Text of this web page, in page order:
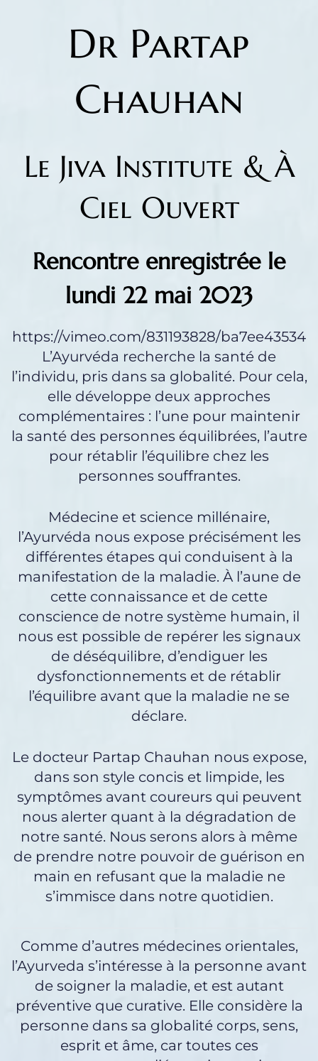
Dr Partap
Chauhan
Le Jiva Institute & À
Ciel Ouvert
Rencontre enregistrée le
lundi 22 mai 2023
https://vimeo.com/831193828/ba7ee43534
L’Ayurvéda recherche la santé de
l’individu, pris dans sa globalité. Pour cela,
elle développe deux approches
complémentaires : l’une pour maintenir
la santé des personnes équilibrées, l’autre
pour rétablir l’équilibre chez les
personnes souffrantes.
Médecine et science millénaire,
l’Ayurvéda nous expose précisément les
différentes étapes qui conduisent à la
manifestation de la maladie. À l’aune de
cette connaissance et de cette
conscience de notre système humain, il
nous est possible de repérer les signaux
de déséquilibre, d’endiguer les
dysfonctionnements et de rétablir
l’équilibre avant que la maladie ne se
déclare.
Le docteur Partap Chauhan nous expose,
dans son style concis et limpide, les
symptômes avant coureurs qui peuvent
nous alerter quant à la dégradation de
notre santé. Nous serons alors à même
de prendre notre pouvoir de guérison en
main en refusant que la maladie ne
s’immisce dans notre quotidien.
Comme d’autres médecines orientales,
l’Ayurveda s’intéresse à la personne avant
de soigner la maladie, et est autant
préventive que curative. Elle considère la
personne dans sa globalité corps, sens,
esprit et âme, car toutes ces